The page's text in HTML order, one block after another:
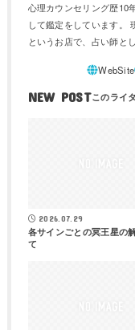
心理カウンセリング歴10
して鑑定をしています。
というお店で、占い師と
NEW POST
2026.07.29
各サインごとの冥王星の
て